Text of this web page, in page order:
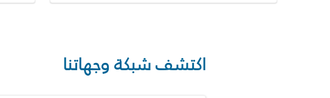
اكتشف شبكة وجهاتنا